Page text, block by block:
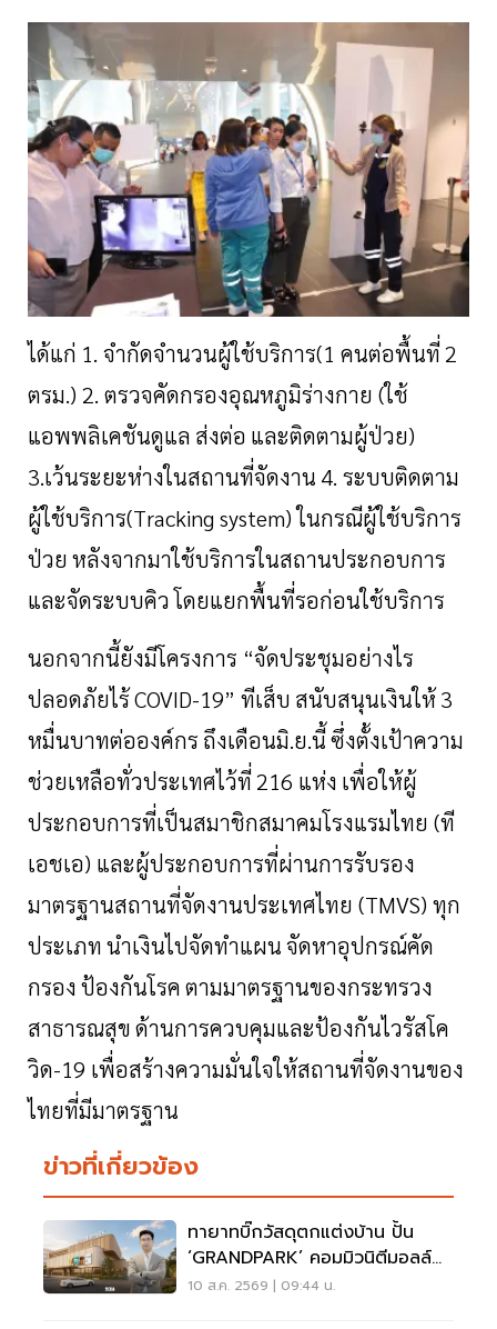
ได้แก่ 1. จำกัดจำนวนผู้ใช้บริการ(1 คนต่อพื้นที่2
ตรม.) 2. ตรวจคัดกรองอุณหภูมิร่างกาย (ใช้
แอพพลิเคชันดูแล ส่งต่อ และติดตามผู้ป่วย)
3.เว้นระยะห่างในสถานที่จัดงาน 4. ระบบติดตาม
ผู้ใช้บริการ(Tracking system)ในกรณีผู้ใช้บริการ
ป่วยหลังจากมาใช้บริการในสถานประกอบการ
และจัดระบบคิวโดยแยกพื้นที่รอก่อนใช้บริการ
นอกจากนี้ยังมีโครงการ “จัดประชุมอย่างไร
ปลอดภัยไร้COVID-19” ทีเส็บ สนับสนุนเงินให้3
หมื่นบาทต่อองค์กร ถึงเดือนมิ.ย.นี้ซึ่งตั้งเป้าความ
ช่วยเหลือทั่วประเทศไว้ที่216 แห่ง เพื่อให้ผู้
ประกอบการที่เป็นสมาชิกสมาคมโรงแรมไทย (ที
เอชเอ) และผู้ประกอบการที่ผ่านการรับรอง
มาตรฐานสถานที่จัดงานประเทศไทย (TMVS) ทุก
ประเภทนำเงินไปจัดทำแผนจัดหาอุปกรณ์คัด
กรองป้องกันโรคตามมาตรฐานของกระทรวง
สาธารณสุขด้านการควบคุมและป้องกันไวรัสโค
วิด-19 เพื่อสร้างความมั่นใจให้สถานที่จัดงานของ
ไทยที่มีมาตรฐาน
ข่าวที่เกี่ยวข้อง
ทายาทบิ๊กวัสดุตกแต่งบ้าน ปั้น
‘GRANDPARK’ คอมมิวนิตีมอลล์
สปอร์ตพรีเมียม 4,000 ล้าน
10 ส.ค. 2569 | 09:44 น.